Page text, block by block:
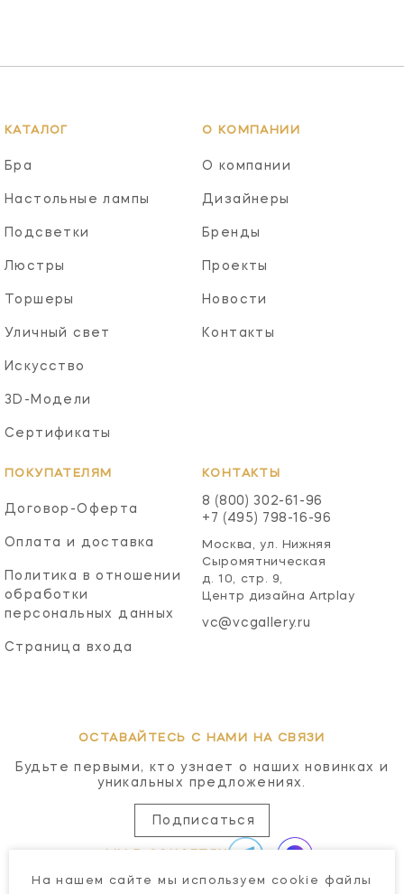
КАТАЛОГ
Бра
Настольные лампы
Подсветки
Люстры
Торшеры
Уличный свет
Искусство
3D-Модели
Сертификаты
О КОМПАНИИ
О компании
Дизайнеры
Бренды
Проекты
Новости
Контакты
ПОКУПАТЕЛЯМ
Договор-Оферта
Оплата и доставка
Политика в отношении
обработки
персональных данных
Страница входа
КОНТАКТЫ
8 (800) 302-61-96
+7 (495) 798-16-96
Москва, ул. Нижняя
Сыромятническая
д. 10, стр. 9,
Центр дизайна Artplay
vc@vcgallery.ru
ОСТАВАЙТЕСЬ С НАМИ НА СВЯЗИ
Будьте первыми, кто узнает о наших новинках и
уникальных предложениях.
Подписаться
На нашем сайте мы используем cookie файлы